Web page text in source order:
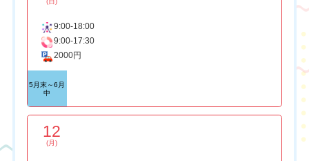
9:00-18:00
9:00-17:30
2000円
5月末～6月
中
12
(月)